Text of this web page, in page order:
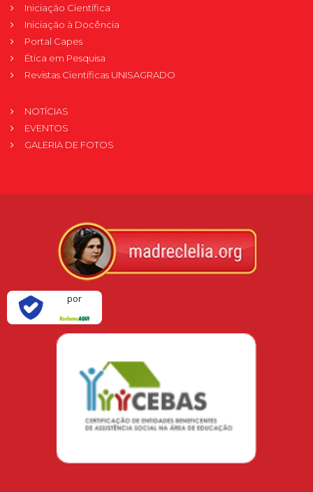
Iniciação Científica
Iniciação à Docência
Portal Capes
Ética em Pesquisa
Revistas Científicas UNISAGRADO
NOTÍCIAS
EVENTOS
GALERIA DE FOTOS
por